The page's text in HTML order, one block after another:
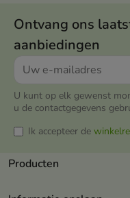
Ontvang ons
aanbiedingen
U kunt op elk gewenst
u de contactgegevens
Ik accepteer de
Producten